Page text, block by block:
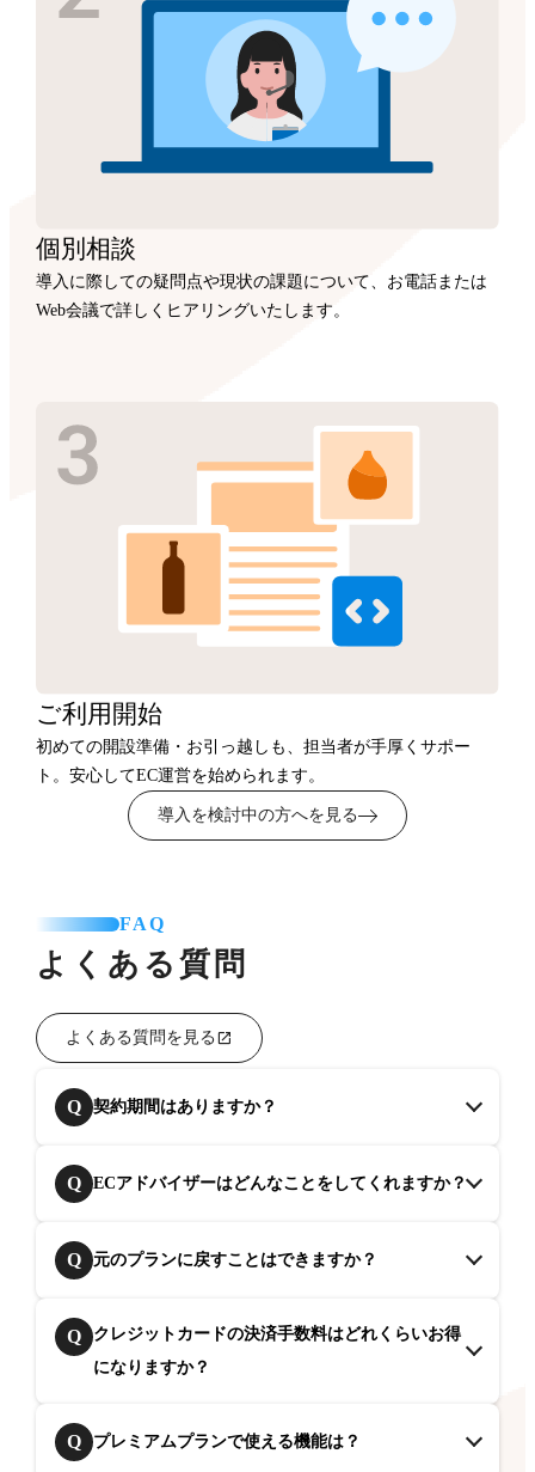
個別相談
導入に際しての疑問点や現状の課題について、お電話または
Web会議で詳しくヒアリングいたします。
ご利用開始
初めての開設準備・お引っ越しも、担当者が手厚くサポー
ト。安心してEC運営を始められます。
導入を検討中の方へを見る
FAQ
よくある質問
よくある質問を見る
Q 契約期間はありますか？
Q ECアドバイザーはどんなことをしてくれますか？
Q 元のプランに戻すことはできますか？
Q
クレジットカードの決済手数料はどれくらいお得
になりますか？
Q プレミアムプランで使える機能は？